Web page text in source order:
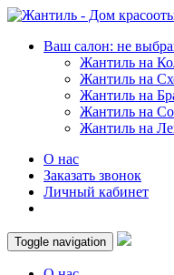
Ваш салон: не
Жантиль на
Жантиль на
Жантиль на
Жантиль на
Жантиль на
О нас
Заказать звонок
Личный кабинет
Toggle navigation